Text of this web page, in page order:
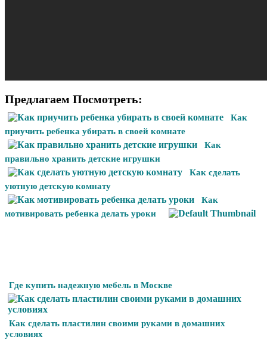
Предлагаем Посмотреть:
Как
приучить ребенка убирать в своей комнате
Как
правильно хранить детские игрушки
Как сделать
уютную детскую комнату
Как
мотивировать ребенка делать уроки
Где купить надежную мебель в Москве
Как сделать пластилин своими руками в домашних
условиях